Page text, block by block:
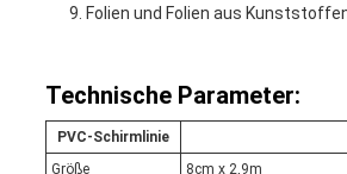
Folien und Folien aus
Technische Parameter:
PVC-Schirmlinie
Größe
8cm x 2,9m